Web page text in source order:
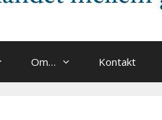
Om… Kontakt